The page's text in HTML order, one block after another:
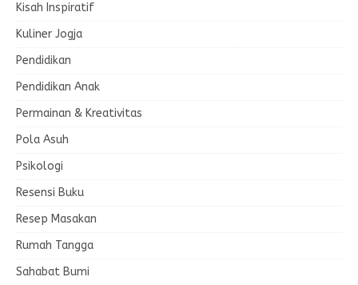
Kisah Inspiratif
Kuliner Jogja
Pendidikan
Pendidikan Anak
Permainan & Kreativitas
Pola Asuh
Psikologi
Resensi Buku
Resep Masakan
Rumah Tangga
Sahabat Bumi